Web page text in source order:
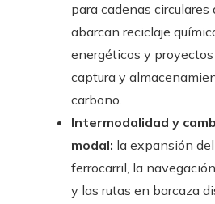
para cadenas circulares
abarcan reciclaje
energéticos y proyectos
captura y
carbono.
Intermodalidad y
modal: la expansión del
ferrocarril, la
y las rutas en barcaza